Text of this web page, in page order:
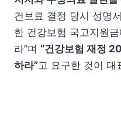
건보료 결정 당시 성명
한 건강보험 국고지원
라”며 “건강보험 재정
하라”고 요구한 것이 대